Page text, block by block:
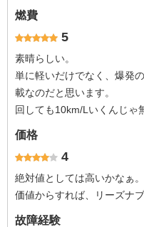
燃費
5
素晴らしい。
単に軽いだけでなく、爆発
載なのだと思います。
回しても10km/Lいくんじゃ
価格
4
絶対値としては高いかなぁ。
価値からすれば、リーズナブ
故障経験